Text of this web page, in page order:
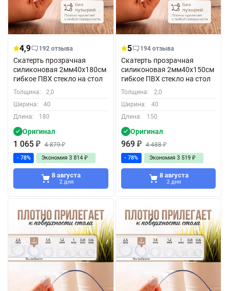
4,9 192 отзыва
Скатерть прозрачная
силиконовая 2мм40x180см
гибкое ПВХ стекло на стол
Толщина:
2,0
Ширина:
40
Длина:
180
Оригинал
1 065 ₽ 4 879₽
- 78% Экономия 3 814 ₽
8 августа
2 дня
5 194 отзыва
Скатерть прозрачная
силиконовая 2мм40x150см
гибкое ПВХ стекло на стол
Толщина:
2,0
Ширина:
40
Длина:
150
Оригинал
969 ₽ 4 488₽
- 78% Экономия 3 519 ₽
8 августа
2 дня